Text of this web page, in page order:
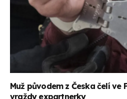
Muž původem z Česka čelí ve
vraždy expartnerky